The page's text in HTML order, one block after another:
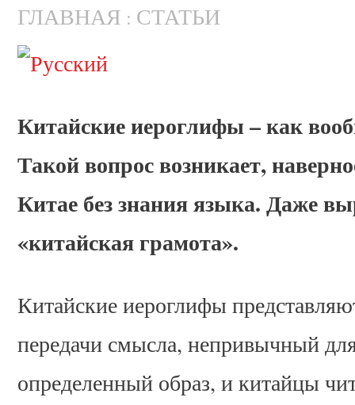
ГЛАВНАЯ : СТАТЬИ
Китайские иероглифы – как
Такой вопрос возникает,
Китае без знания языка. Даже
«китайская грамота».
Китайские иероглифы
передачи смысла, непривычный
определенный образ, и китайцы